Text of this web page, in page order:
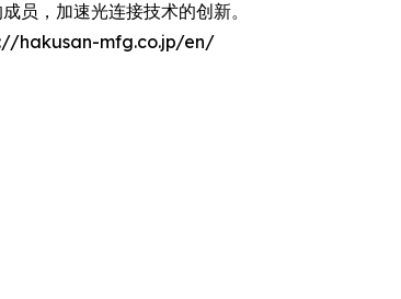
，加速光连接技术的创新。
hakusan-mfg.co.jp/en/